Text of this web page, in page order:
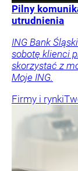
Pilny
utrudnienia
ING Bank
sobotę klienci
skorzystać z
Moje ING.
Firmy i rynki